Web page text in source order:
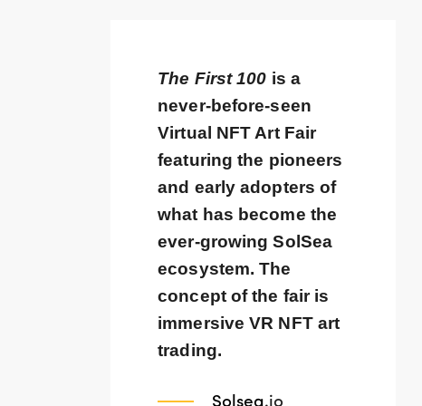
The First 100 is a
never-before-seen
Virtual NFT Art Fair
featuring the pioneers
and early adopters of
what has become the
ever-growing SolSea
ecosystem. The
concept of the fair is
immersive VR NFT art
trading.
Solsea.io